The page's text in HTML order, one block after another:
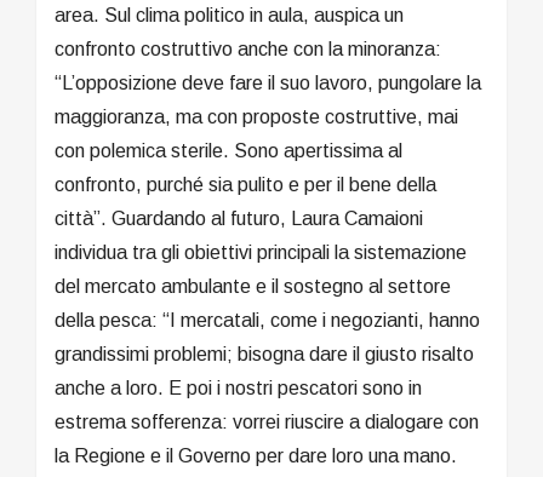
area. Sul clima politico in aula, auspica un
confronto costruttivo anche con la minoranza:
“L’opposizione deve fare il suo lavoro, pungolare la
maggioranza, ma con proposte costruttive, mai
con polemica sterile. Sono apertissima al
confronto, purché sia pulito e per il bene della
città”. Guardando al futuro, Laura Camaioni
individua tra gli obiettivi principali la sistemazione
del mercato ambulante e il sostegno al settore
della pesca: “I mercatali, come i negozianti, hanno
grandissimi problemi; bisogna dare il giusto risalto
anche a loro. E poi i nostri pescatori sono in
estrema sofferenza: vorrei riuscire a dialogare con
la Regione e il Governo per dare loro una mano.